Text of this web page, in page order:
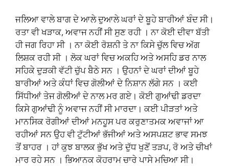
ਜਲਿਆ ਵਾਲੇ ਬਾਗ ਦੇ ਆਲੇ ਦੁਆਲੇ ਘਰਾਂ ਦੇ ਬੂਹੇ ਬਾਰੀਆਂ ਬੰਦ ਸੀ।
ਰਤਾ ਵੀ ਖੜਾਕ, ਅਵਾਜ ਨਹੀਂ ਸੀ ਸੁਣ ਰਹੀ । ਨਾ ਕੋਈ ਦੀਵਾ ਬੱਤੀ
ਹੀ ਜਗ ਰਿਹਾ ਸੀ । ਨਾ ਕੋਈ ਰੋਸ਼ਨੀ ਤੇ ਨਾ ਕਿਸੇ ਚੁੱਲ ਵਿਚ ਅੱਗ
ਲਿਸ਼ਕ ਰਹੀ ਸੀ । ਲੋਕ ਘਰਾਂ ਵਿਚ ਅਕਹਿ ਅਤੇ ਅਸਹਿ ਡਰ ਨਾਲ
ਸਹਿਕੇ ਦੁੜਕੀ ਵੱਟੀ ਚੁੱਪ ਬੈਠੇ ਸਨ । ਉਹਨਾਂ ਦੇ ਘਰਾਂ ਦੀਆਂ ਬੂਹੇ
ਬਾਰੀਆਂ ਅਤੇ ਕੰਧਾਂ ਵਿਚ ਗੋਲੀਆਂ ਦੇ ਨਿਸ਼ਾਨ ਲੱਗੇ ਸਨ । ਕਈ
ਸਿੱਧੀਆਂ ਤੇਜ ਗੋਲੀਆਂ ਦੇ ਨਾਲ ਮਰ ਗਏ। ਕੋਈ ਗੁਆਂਢੀ ਡਰਦਾ
ਕਿਸੇ ਗੁਆਂਢੀ ਨੂੰ ਅਵਾਜ ਨਹੀਂ ਸੀ ਮਾਰਦਾ। ਕਈ ਪੀੜਤਾਂ ਅਤੇ
ਮਾਨਸਿਕ ਰੋਗੀਆਂ ਦੀਆਂ ਮਨਹੂਸ ਪਰ ਕਰੁਣਾਤਮਕ ਅਵਾਜਾਂ ਆ
ਰਹੀਆਂ ਸਨ ਉਹ ਵੀ ਟੁੱਟੀਆਂ ਭੱਜੀਆਂ ਅਤੇ ਅਸਪਸ਼ਟ ਭਾਵ ਸਮਝ
ਤੋਂ ਬਾਹਰ । ਹਾਂ ਕੁਝ ਬਾਲਕ ਭੁੱਖ ਅਤੇ ਦੁੱਧ ਖੁਣੋਂ ਤੜਪ, ਰੋ ਅਤੇ ਚੀਖਾਂ
ਮਾਰ ਰਹੇ ਸਨ । ਭਿਆਨਕ ਕੋਹਰਾਮ ਚਾਰੇ ਪਾਸੇ ਮਚਿਆ ਸੀ।